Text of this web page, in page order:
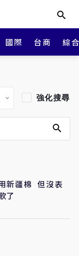
國際 台商 綜
強化搜尋
新疆棉 但沒表
了